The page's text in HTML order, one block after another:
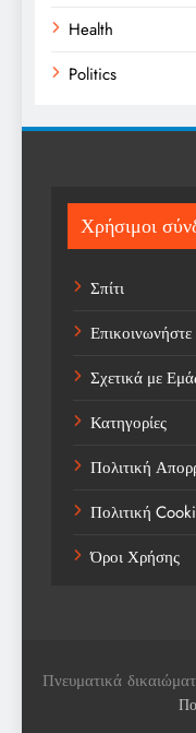
Health
Politics
Sports
Technology
Trending
Weather
Αγορά
Αγορά Εργασίας
Αγροτικά Νέα
Αεροπορία
Αθλήματα
Χρήσιμοι
Σπίτι
Σχετικά με
Κατηγορίες
Πολιτική
Πολιτική
Όροι Χρήσης
Πνευματικά